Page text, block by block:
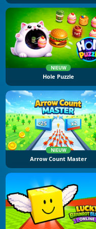
NIEUW
Hole Puzzle
NIEUW
Arrow Count Master